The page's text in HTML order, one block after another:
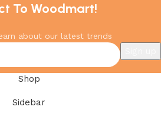
To Woodmart!
about our latest trends
Shop
Sidebar